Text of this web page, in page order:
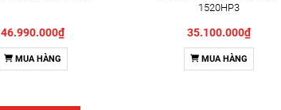
46.990.000₫
MUA HÀNG
1520HP3
35.100.000₫
MUA HÀNG